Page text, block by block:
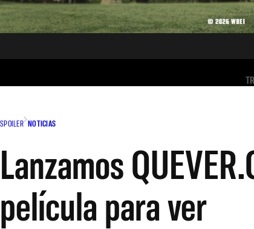
SPOILER NOTICIAS
Lanzamos
película para ver